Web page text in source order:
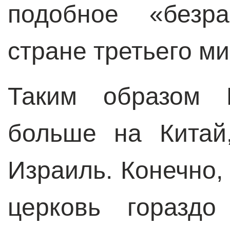
подобное
стране третьего
Таким образом
больше на
Израиль.
церковь